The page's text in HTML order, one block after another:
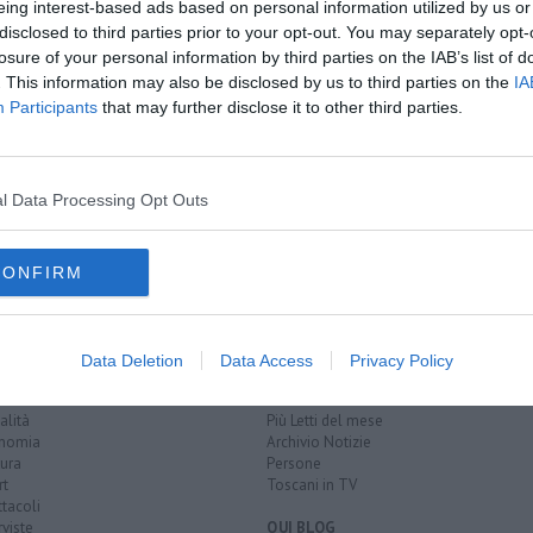
interest-based ads based on personal information utilized by us
to third parties prior to your opt-out. You may separately
of your personal information by third parties on the IAB’s list of
This information may also be disclosed by us to third parties on the
Participants that may further disclose it to other third parties.
Data Processing Opt Outs
Data Deletion Data Access Privacy Policy
iscriviti allaNewsletter QUInews - ToscanaMedia.
nella tua casella di posta.
RUBRICHE
Più Letti del mese
Archivio Notizie
Persone
Toscani in TV
QUI BLOG